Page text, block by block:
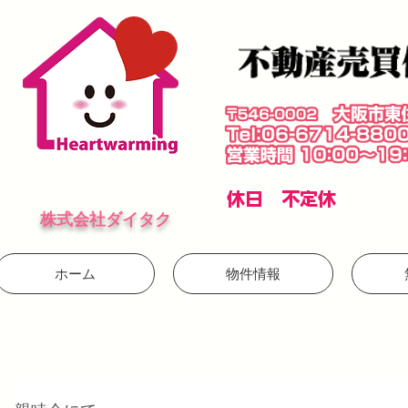
​休日 不定休
株式会社ダイタク
ホーム 物件情報